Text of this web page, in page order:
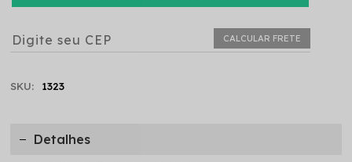
CALCULAR FRETE
SKU: 1323
Detalhes